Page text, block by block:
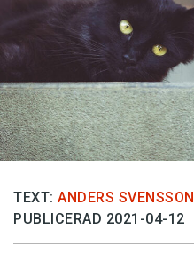
TEXT: ANDERS SVENSSON
PUBLICERAD 2021-04-12